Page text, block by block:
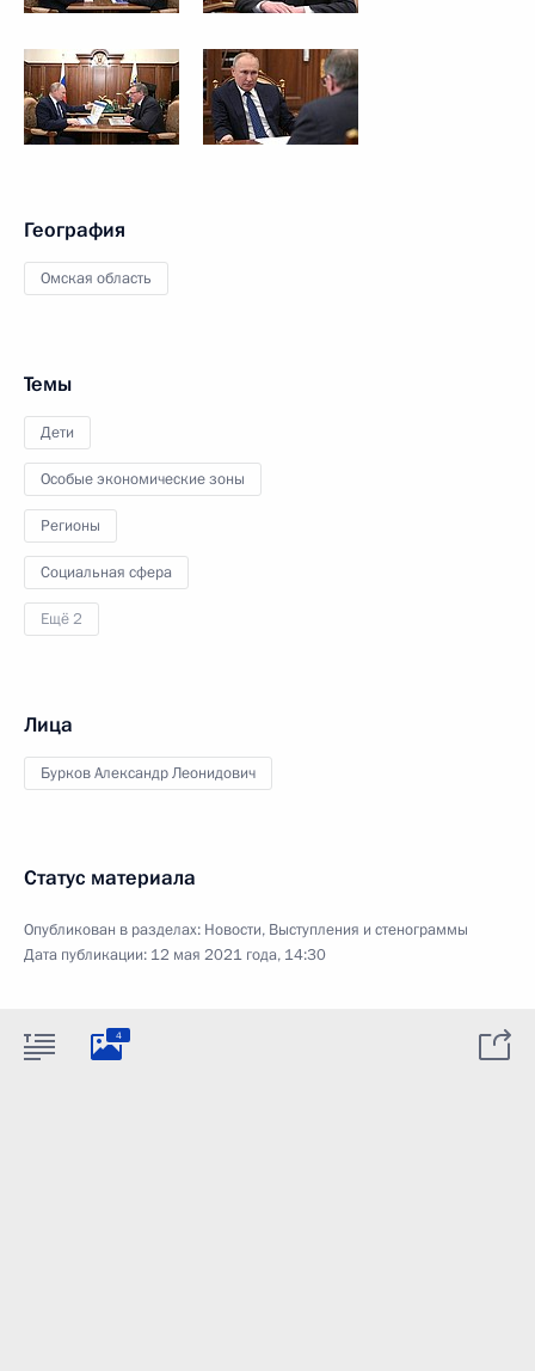
География
Омская область
Темы
Дети
Особые экономические зоны
Регионы
Социальная сфера
Ещё 2
Лица
Бурков Александр Леонидович
Статус материала
Опубликован в разделах: Новости, Выступления и стенограммы
Дата публикации: 12 мая 2021 года, 14:30
4